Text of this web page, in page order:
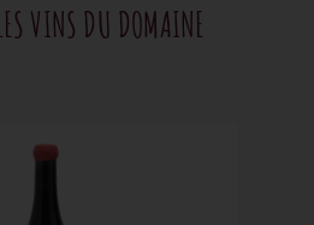
VINS DU DOMAINE